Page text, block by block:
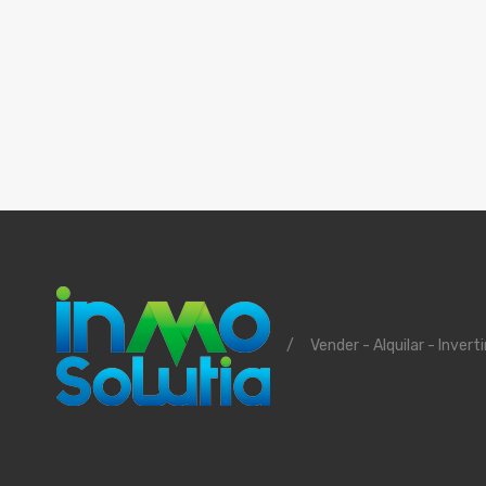
/ Vender - Alquilar -